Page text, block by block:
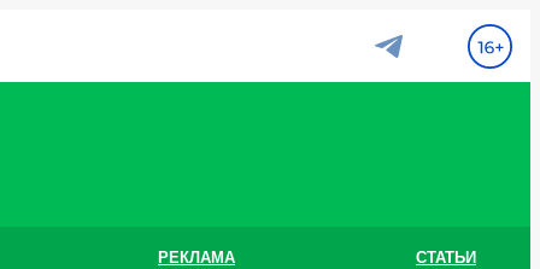
РЕКЛАМА СТАТЬИ